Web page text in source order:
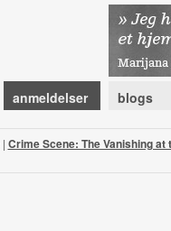
anmeldelser blogs
| Crime Scene: The Vanishing at